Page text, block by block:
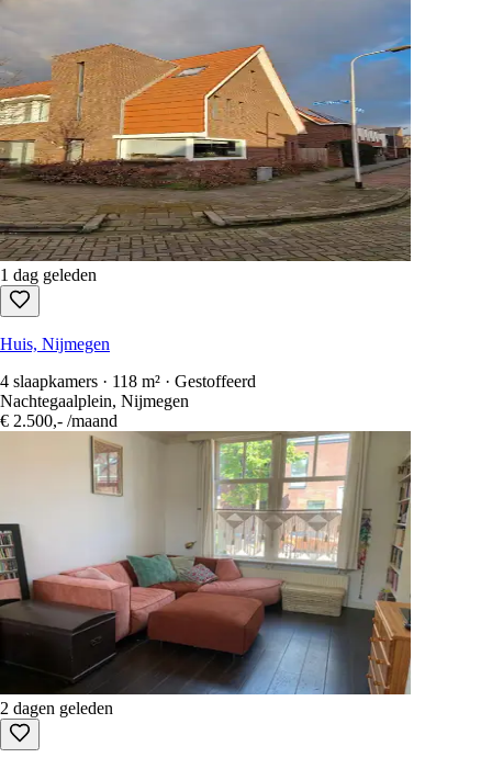
1 dag geleden
Huis, Nijmegen
4 slaapkamers · 118 m² · Gestoffeerd
Nachtegaalplein, Nijmegen
€ 2.500,- /maand
2 dagen geleden